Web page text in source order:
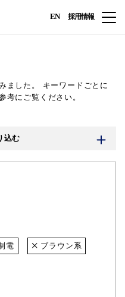
EN 採用情報
ました。
キーワードごとに
考にご覧ください。
込む
電 ブラウン系